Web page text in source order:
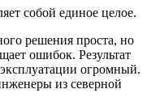
собой единое целое.
решения проста, но
ошибок. Результат
огромный.
из северной